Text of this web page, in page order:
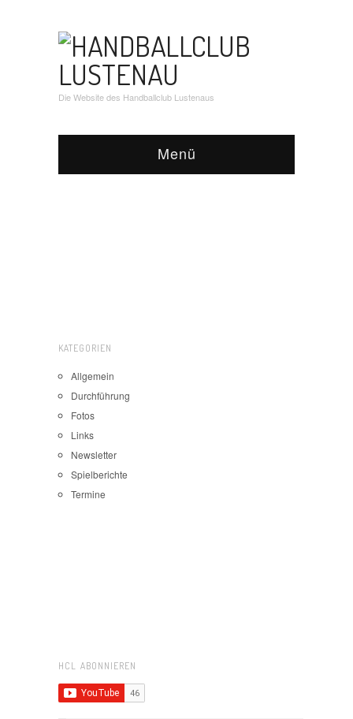
Die Website des Handballclub Lustenaus
Menü
KATEGORIEN
Allgemein
Durchführung
Fotos
Links
Newsletter
Spielberichte
Termine
HCL ABONNIEREN